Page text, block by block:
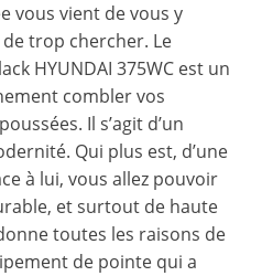
vous vient de vous y
trop chercher. Le
HYUNDAI 375WC est un
combler vos
Il s’agit d’un
Qui plus est, d’une
à lui, vous allez pouvoir
et surtout de haute
toutes les raisons de
de pointe qui a